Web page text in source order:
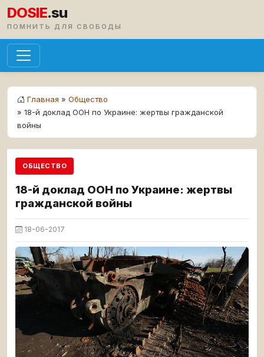
DOSIE.su
ПОМНИТЬ ДЛЯ СВОБОДЫ
Главная » Общество
» 18-й доклад ООН по Украине: жертвы гражданской
войны
ОБЩЕСТВО
18-й доклад ООН по Украине: жертвы
гражданской войны
18-06-2017